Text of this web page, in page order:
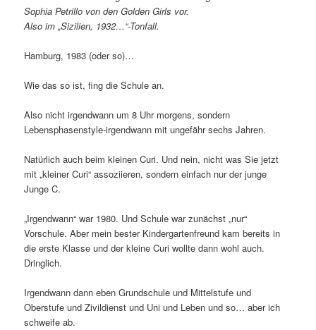
Sophia Petrillo von den Golden Girls vor.
Also im „Sizilien, 1932…“-Tonfall.
Hamburg, 1983 (oder so)…
Wie das so ist, fing die Schule an.
Also nicht irgendwann um 8 Uhr morgens, sondern
Lebensphasenstyle-irgendwann mit ungefähr sechs Jahren.
Natürlich auch beim kleinen Curi. Und nein, nicht was Sie jetzt
mit „kleiner Curi“ assoziieren, sondern einfach nur der junge
Junge C.
„Irgendwann“ war 1980. Und Schule war zunächst „nur“
Vorschule. Aber mein bester Kindergartenfreund kam bereits in
die erste Klasse und der kleine Curi wollte dann wohl auch.
Dringlich.
Irgendwann dann eben Grundschule und Mittelstufe und
Oberstufe und Zivildienst und Uni und Leben und so… aber ich
schweife ab.